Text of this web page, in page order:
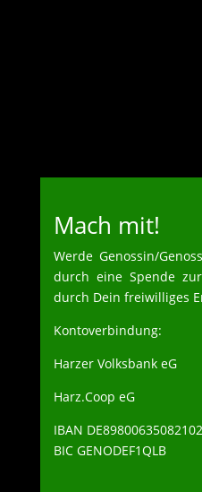
Mach mit!
Werde Genossin/
durch eine Spende
durch Dein freiwilliges
Kontoverbindung:
Harzer Volksbank eG
Harz.Coop eG
IBAN
BIC GENODEF1QLB